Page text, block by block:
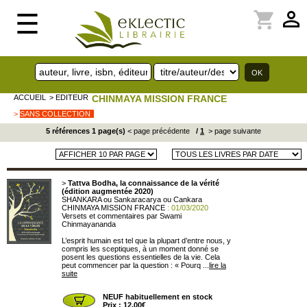
☰ perm_identity
shopping_cart
ACCUEIL > EDITEUR CHINMAYA MISSION FRANCE
> SANS COLLECTION
5 références 1 page(s) < page précédente / 1 > page suivante
> Tattva Bodha, la connaissance de la vérité
(édition augmentée 2020)
SHANKARA ou Sankaracarya ou Cankara
CHINMAYA MISSION FRANCE : 01/03/2020
Versets et commentaires par Swami
Chinmayananda
L’esprit humain est tel que la plupart d’entre nous, y
compris les sceptiques, à un moment donné se
posent les questions essentielles de la vie. Cela
peut commencer par la question : « Pourq ... lire la
suite
NEUF habituellement en stock
Prix : 12.00€